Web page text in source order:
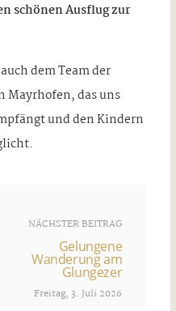
schönen Ausflug zur
dem Team der
Mayrhofen, das uns
und den Kindern
NÄCHSTER BEITRAG
Gelungene
Wanderung am
Glungezer
Freitag, 3. Juli 2026